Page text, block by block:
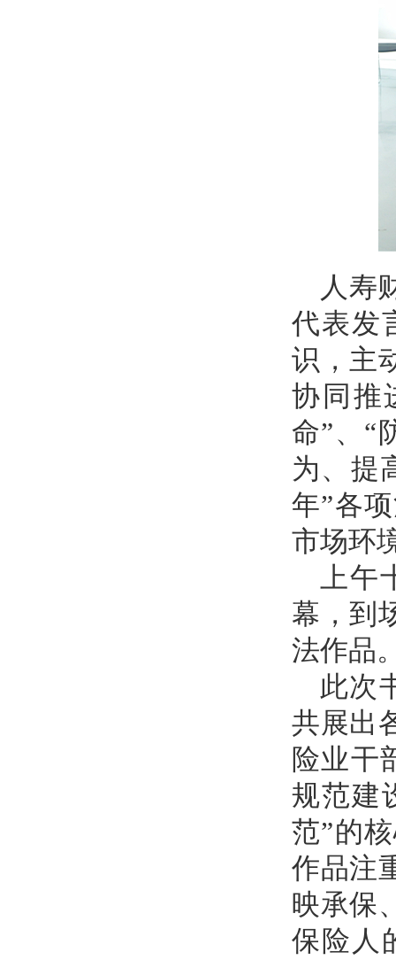
人寿
代表发
识，主
协同推
命”、“
为、提
年”各
市场环
上
幕，到
法作品
此次
共展出
险业干
规范建
范”的
作品注
映承保
保险人